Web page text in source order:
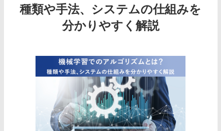
種類や手法、システムの仕組みを
分かりやすく解説